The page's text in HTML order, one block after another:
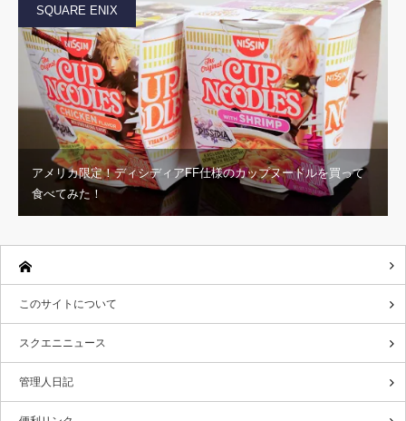
SQUARE ENIX
アメリカ限定！ディシディアFF仕様のカップヌードルを買って
食べてみた！
このサイトについて
スクエニニュース
管理人日記